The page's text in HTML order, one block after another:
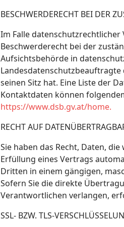
BESCHWERDERECHT BEI DER
Im Falle
Beschwerderecht bei der
Aufsichtsbehörde in
seinen Sitz hat. Eine Liste der
Kontaktdaten können
https://www.dsb.gv.at/home.
RECHT AUF
Sie haben das Recht, Daten,
Erfüllung eines Vertrags
Dritten in einem gängigen,
Sofern Sie die direkte
Verantwortlichen verlangen,
SSL- BZW. TLS-